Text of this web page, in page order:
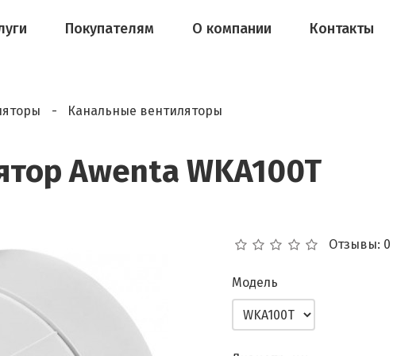
Покупателям О компании Контакты
Канальные вентиляторы
Awenta WKA100T
Отзывы: 0
Модель